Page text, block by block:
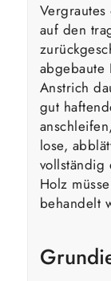
auf den
abgebaute
Anstrich
gut
lose,
vollständig
Holz
behandelt